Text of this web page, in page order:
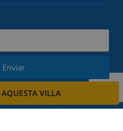
AQUESTA VILLA
Enviar
butlletí i estigues informat
i ofertes. Respectem la